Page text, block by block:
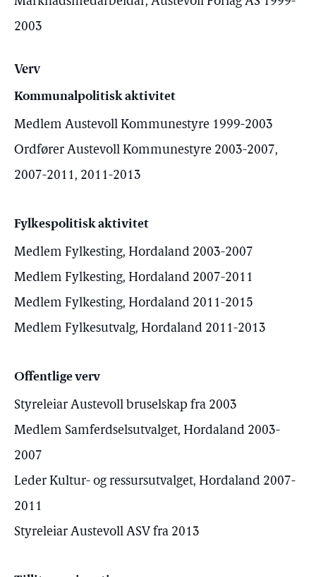
2003
Verv
Kommunalpolitisk aktivitet
Medlem Austevoll Kommunestyre 1999-2003
Ordfører Austevoll Kommunestyre 2003-2007,
2007-2011, 2011-2013
Fylkespolitisk aktivitet
Medlem Fylkesting, Hordaland 2003-2007
Medlem Fylkesting, Hordaland 2007-2011
Medlem Fylkesting, Hordaland 2011-2015
Medlem Fylkesutvalg, Hordaland 2011-2013
Offentlige verv
Styreleiar Austevoll bruselskap fra 2003
Medlem Samferdselsutvalget, Hordaland 2003-
2007
Leder Kultur- og ressursutvalget, Hordaland 2007-
2011
Styreleiar Austevoll ASV fra 2013